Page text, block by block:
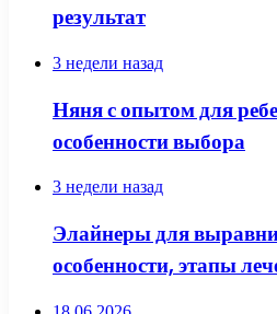
результат
3 недели назад
Няня с опытом для
особенности выбора
3 недели назад
Элайнеры для
особенности, этапы